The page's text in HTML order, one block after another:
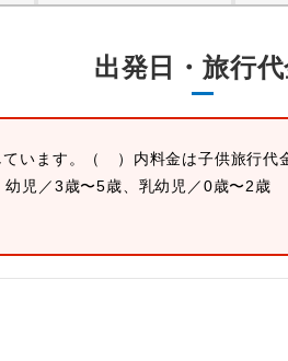
出発日・旅行
います。
（ ）内料金は子供旅行代
児／3歳〜5歳、乳幼児／0歳〜2歳